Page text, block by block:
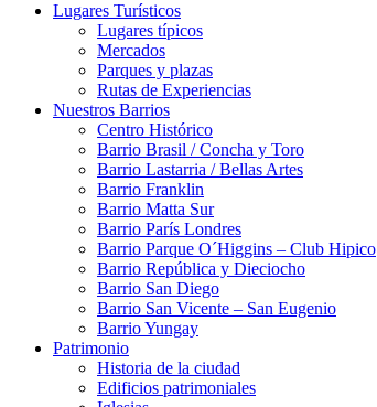
Lugares Turísticos
Lugares tí­picos
Mercados
Parques y plazas
Rutas de Experiencias
Nuestros Barrios
Centro Histórico
Barrio Brasil / Concha y Toro
Barrio Lastarria / Bellas Artes
Barrio Franklin
Barrio Matta Sur
Barrio Parí­s Londres
Barrio Parque O´Higgins – Club Hipico
Barrio República y Dieciocho
Barrio San Diego
Barrio San Vicente – San Eugenio
Barrio Yungay
Patrimonio
Historia de la ciudad
Edificios patrimoniales